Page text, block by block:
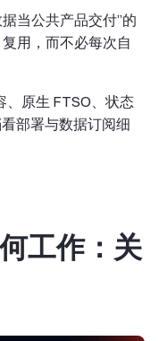
当公共产品交付”的
用，而不必每次自
、原生 FTSO、状态
部署与数据订阅细
工作：关